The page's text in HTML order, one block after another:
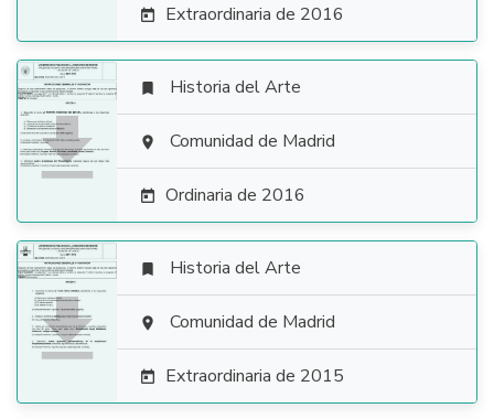
 Extraordinaria de 2016

 Historia del Arte
 Comunidad de Madrid
 Ordinaria de 2016

 Historia del Arte
 Comunidad de Madrid
 Extraordinaria de 2015